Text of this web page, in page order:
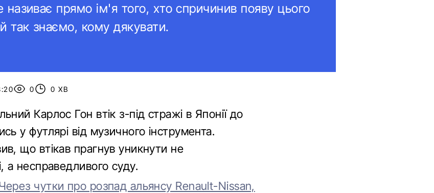
називає прямо ім'я того, хто спричинив появу цього
так знаємо, кому дякувати.
0 0 ХВ
Карлос Гон втік з-під стражі в Японії до
у футлярі від музичного інструмента.
що втікав прагнув уникнути не
а несправедливого суду.
чутки про розпад альянсу Renault-Nissan,